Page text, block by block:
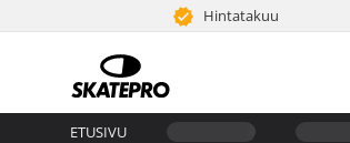
Hintatakuu
ETUSIVU